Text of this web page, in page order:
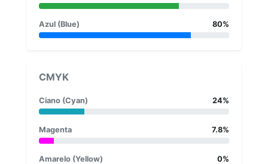
Azul (Blue) 80%
CMYK
Ciano (Cyan) 24%
Magenta 7.8%
Amarelo (Yellow) 0%